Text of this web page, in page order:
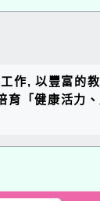
作, 以豐富的
「健康活力